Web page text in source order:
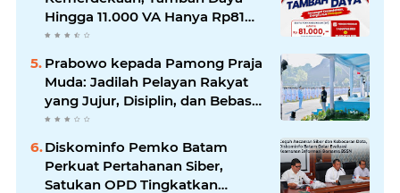
Hingga 11.000 VA Hanya Rp81
Ribu
Prabowo kepada Pamong Praja
Muda: Jadilah Pelayan Rakyat
yang Jujur, Disiplin, dan Bebas
Korupsi
Diskominfo Pemko Batam
Perkuat Pertahanan Siber,
Satukan OPD Tingkatkan